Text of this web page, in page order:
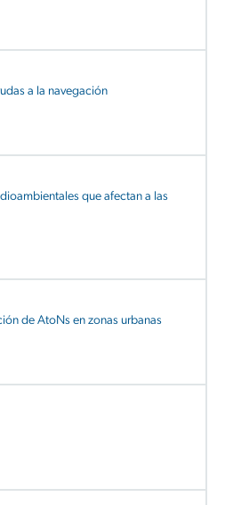
a la navegación
que afectan a las
de AtoNs en zonas urbanas